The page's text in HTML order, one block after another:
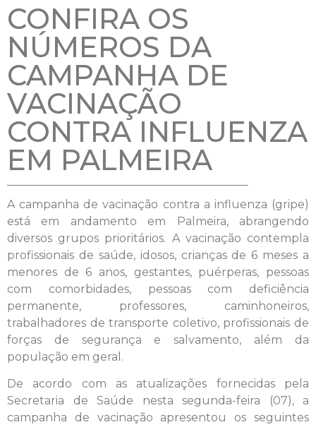
CONFIRA OS
NÚMEROS DA
CAMPANHA DE
VACINAÇÃO
CONTRA INFLUENZA
EM PALMEIRA
A campanha de vacinação contra a influenza (gripe)
está em andamento em Palmeira, abrangendo
diversos grupos prioritários. A vacinação contempla
profissionais de saúde, idosos, crianças de 6 meses a
menores de 6 anos, gestantes, puérperas, pessoas
com comorbidades, pessoas com deficiência
permanente, professores, caminhoneiros,
trabalhadores de transporte coletivo, profissionais de
forças de segurança e salvamento, além da
população em geral.
De acordo com as atualizações fornecidas pela
Secretaria de Saúde nesta segunda-feira (07), a
campanha de vacinação apresentou os seguintes